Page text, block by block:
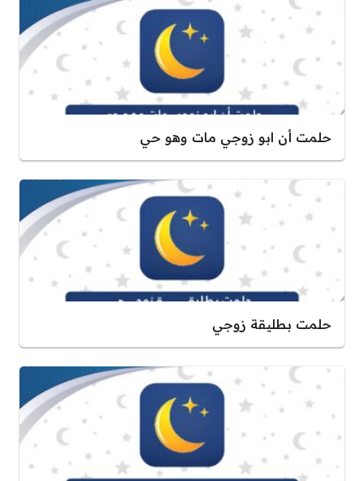
حلمت أن ابو زوجي مات وهو حي
حلمت بطليقة زوجي